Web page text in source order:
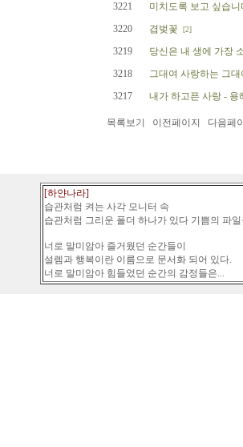
3221
미치도록 보고 싶습
3220
겹벚꽃 [2]
3219
당신은 내 생에 가장
3218
그대여 사랑하는 그대
3217
내가 하고픈 사랑 - 용
목록보기 이전페이지 다음페
[하얀나라]
습관처럼 켜는 사각 모니터 속
습관처럼 그리운 폴더 하나가 있다 기쁨의 파일
너로 말미암아 즐거웠던 순간들이
설렘과 행복이란 이름으로 문서화 되어 있다.
너로 말미암아 힘들었던 순간의 감정들은...